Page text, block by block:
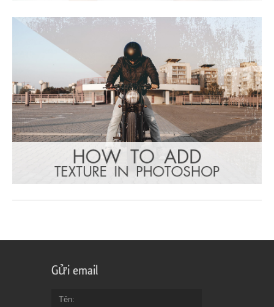
Gửi email
Tên